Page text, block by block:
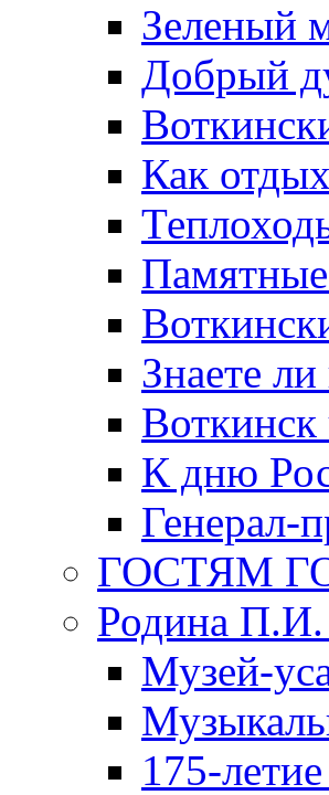
Зеленый
Добрый
Как
Знаете
К дню
Генерал-
ГОСТЯМ
Родина П.И.
Музей-
175-